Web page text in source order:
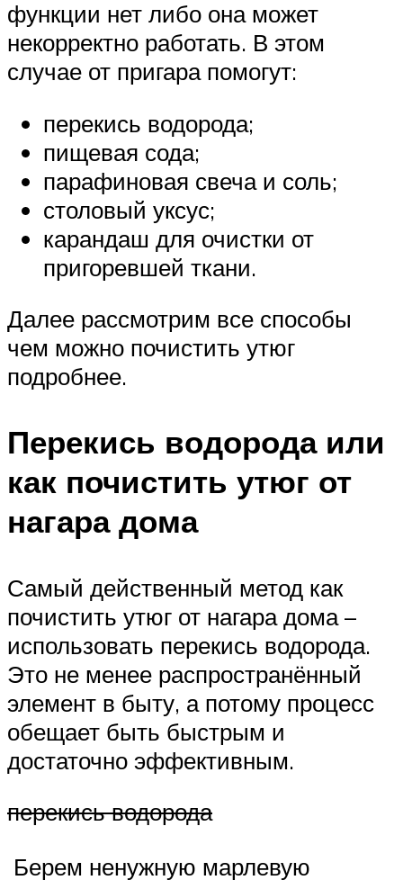
функции нет либо она может
некорректно работать. В этом
случае от пригара помогут:
перекись водорода;
пищевая сода;
парафиновая свеча и соль;
столовый уксус;
карандаш для очистки от
пригоревшей ткани.
Далее рассмотрим все способы
чем можно почистить утюг
подробнее.
Перекись водорода или
как почистить утюг от
нагара дома
Самый действенный метод как
почистить утюг от нагара дома –
использовать перекись водорода.
Это не менее распространённый
элемент в быту, а потому процесс
обещает быть быстрым и
достаточно эффективным.
перекись водорода
Берем ненужную марлевую